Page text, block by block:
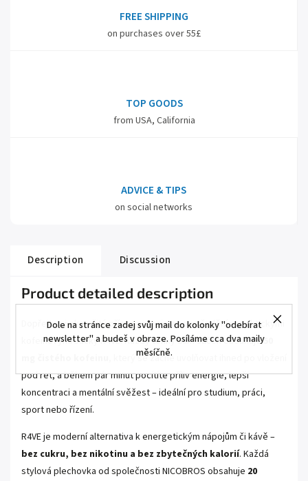
Dole na stránce zadej svůj mail do kolonky "odebírat
newsletter" a budeš v obraze. Posíláme cca dva maily
měsíčně.
FREE SHIPPING
on purchases over 55£
TOP GOODS
from USA, California
ADVICE & TIPS
on social networks
Description Discussion
Product detailed description
Dopřejte si okamžitý přísun energie a soustředění s praktickými
kofeinovými sáčky R4VE. Každý tenký Slim sáček obsahuje50
, který se začne uvolňovat ihned po vložení
pod ret, a během pár minut pocítíte příliv energie, lepší
koncentraci a mentální svěžest – ideální pro studium, práci,
sport nebo řízení.
R4VE je moderní alternativa k energetickým nápojům či kávě –
bez cukru, bez nikotinu a bez zbytečných kalorií. Každá
stylová plechovka od společnosti NICOBROS obsahuje 20